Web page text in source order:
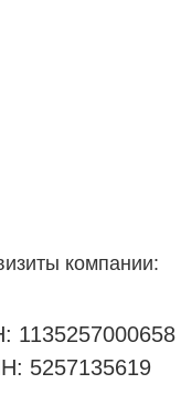
компании:
1135257000658
5257135619